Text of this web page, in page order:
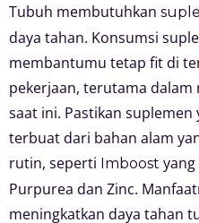
Tubuh membutuhkan
daya tahan. Konsumsi
membantumu tetap fit di
pekerjaan, terutama
saat ini. Pastikan suplemen
terbuat dari bahan alam
rutin, seperti Imboost
Purpurea dan Zinc.
meningkatkan daya tahan